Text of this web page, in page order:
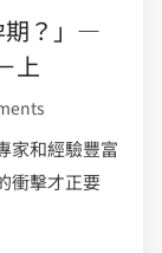
期？」—
上
家和經驗豐富
衝擊才正要